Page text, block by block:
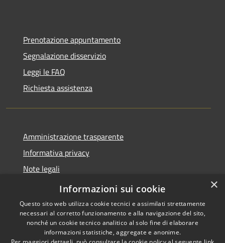
Prenotazione appuntamento
Segnalazione disservizio
Leggi le FAQ
Richiesta assistenza
Amministrazione trasparente
Informativa privacy
Note legali
Dichiarazione di accessibilità
Copyright © 2026 • Comune di
×
Informazioni sui cookie
Questo sito web utilizza cookie tecnici e assimilati strettamente
necessari al corretto funzionamento e alla navigazione del sito,
nonché un cookie tecnico analitico al solo fine di elaborare
informazioni statistiche, aggregate e anonime.